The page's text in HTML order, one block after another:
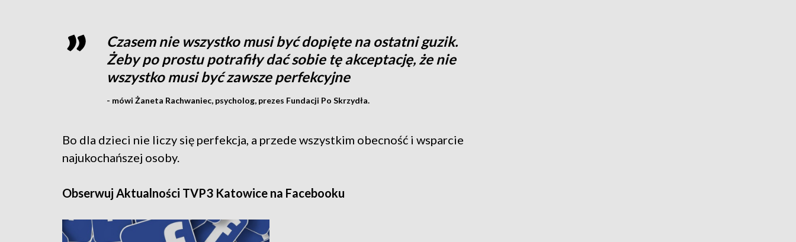
Czasem nie wszystko musi być dopięte na ostatni guzik.
Żeby po prostu potrafiły dać sobie tę akceptację, że nie
wszystko musi być zawsze perfekcyjne
- mówi Żaneta Rachwaniec, psycholog, prezes Fundacji Po Skrzydła.
Bo dla dzieci nie liczy się perfekcja, a przede wszystkim obecność i wsparcie
najukochańszej osoby.
Obserwuj Aktualności TVP3 Katowice na Facebooku